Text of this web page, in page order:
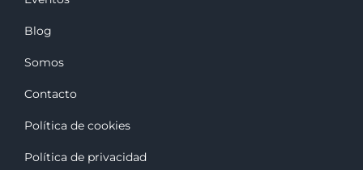
Blog
Somos
Contacto
Política de cookies
Política de privacidad